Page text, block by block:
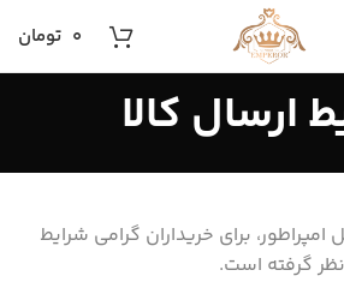
۰ تومان
ارسال کالا
برای خریداران گرامی شرایط
نظر گرفته است.